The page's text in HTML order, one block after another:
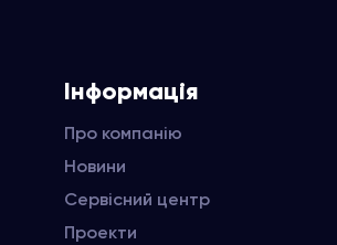
Інформація
Про компанію
Новини
Сервісний центр
Проекти